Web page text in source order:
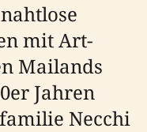
mit Art-
Mailands
Jahren
Necchi